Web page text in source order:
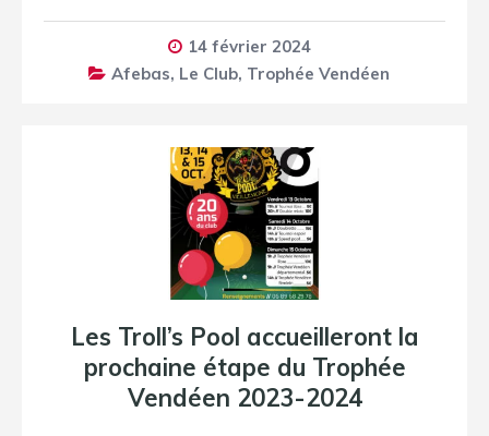
14 février 2024
Afebas, Le Club, Trophée Vendéen
Les Troll’s Pool accueilleront la
prochaine étape du Trophée
Vendéen 2023-2024